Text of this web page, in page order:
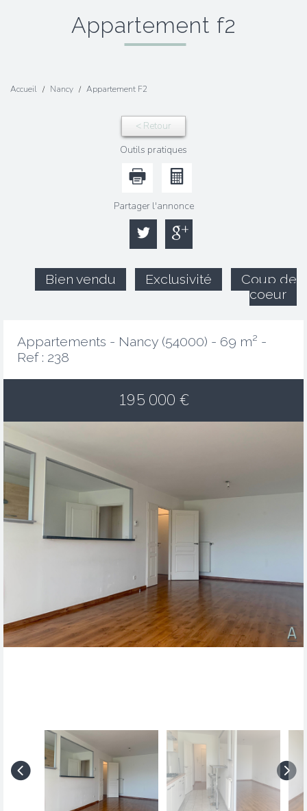
appartement f2
Accueil Nancy Appartement F2
< Retour
Outils pratiques
Partager l'annonce
Bien vendu Exclusivité
Coup de
coeur
Appartements - Nancy (54000) - 69 m² -
Ref : 238
195 000 €